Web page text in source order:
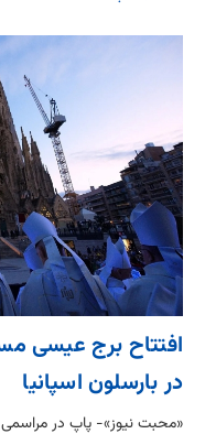
افتتاح برج عیسی
در بارسلون اسپانیا